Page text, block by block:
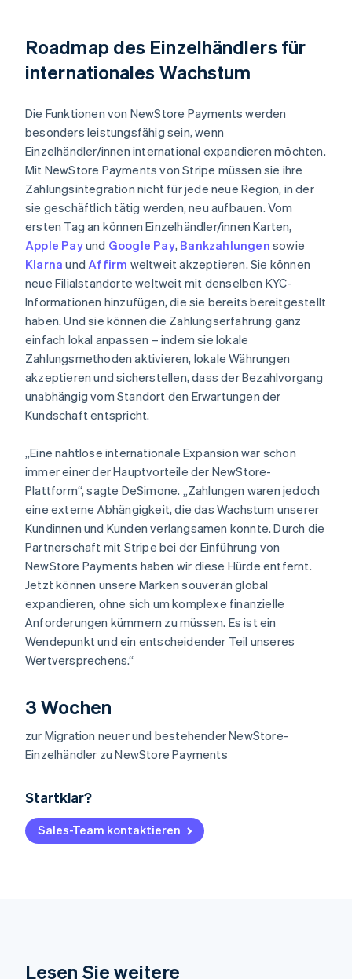
3 Wochen
zur Migration neuer und bestehender NewStore-
Einzelhändler zu NewStore Payments
Startklar?
Sales-Team kontaktieren
Roadmap des Einzelhändlers für
internationales Wachstum
Die Funktionen von NewStore Payments werden
besonders leistungsfähig sein, wenn
Einzelhändler/innen international expandieren möchten.
Mit NewStore Payments von Stripe müssen sie ihre
Zahlungsintegration nicht für jede neue Region, in der
sie geschäftlich tätig werden, neu aufbauen. Vom
ersten Tag an können Einzelhändler/innen Karten,
Apple Payund Google Pay, Bankzahlungen sowie
Klarna und Affirm weltweit akzeptieren. Sie können
neue Filialstandorte weltweit mit denselben KYC-
Informationen hinzufügen, die sie bereits bereitgestellt
haben. Und sie können die Zahlungserfahrung ganz
einfach lokal anpassen – indem sie lokale
Zahlungsmethoden aktivieren, lokale Währungen
akzeptieren und sicherstellen, dass der Bezahlvorgang
unabhängig vom Standort den Erwartungen der
Kundschaft entspricht.
„Eine nahtlose internationale Expansion war schon
immer einer der Hauptvorteile der NewStore-
Plattform“, sagte DeSimone. „Zahlungen waren jedoch
eine externe Abhängigkeit, die das Wachstum unserer
Kundinnen und Kunden verlangsamen konnte. Durch die
Partnerschaft mit Stripe bei der Einführung von
NewStore Payments haben wir diese Hürde entfernt.
Jetzt können unsere Marken souverän global
expandieren, ohne sich um komplexe finanzielle
Anforderungen kümmern zu müssen. Es ist ein
Wendepunkt und ein entscheidender Teil unseres
Wertversprechens.“
Lesen Sie weitere
Australien
Belgien
NederlandsFrançaisDeutschEnglish
DeutschEnglish